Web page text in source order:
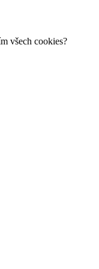
všech cookies?